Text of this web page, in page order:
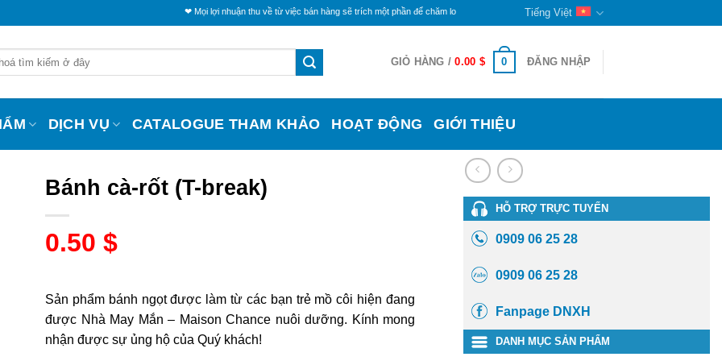
❤ Mọi lợi nhuận thu về từ việc bán hàng sẽ trích một phần để chăm lo cho đời sống các bạn khuyết tật và trẻ mồ côi ở đây. Phần còn lại sẽ tiếp
Tiếng Việt
GIỎ HÀNG /0.00 $ 0 ĐĂNG NHẬP
DỊCH VỤ CATALOGUE THAM KHẢO HOẠT ĐỘNG GIỚI THIỆU
Bánh cà-rốt (T-break)
0.50 $
Sản phẩm bánh ngọt được làm từ các bạn trẻ mồ côi hiện đang
được Nhà May Mắn – Maison Chance nuôi dưỡng. Kính mong
nhận được sự ủng hộ của Quý khách!
HỖ TRỢ TRỰC TUYẾN
0909 06 25 28
0909 06 25 28
Fanpage DNXH
DANH MỤC SẢN PHẨM